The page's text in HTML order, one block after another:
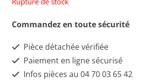
Commandez en toute sécurité
Pièce détachée vérifiée
Paiement en ligne sécurisé
Infos pièces au 04 70 03 65 42